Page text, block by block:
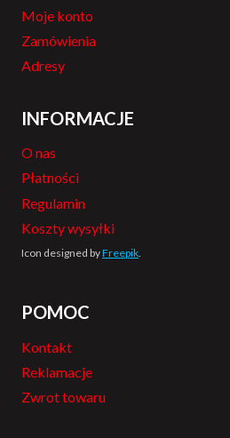
Moje konto
Zamówienia
Adresy
INFORMACJE
O nas
Płatności
Regulamin
Koszty wysyłki
Icon designed byFreepik.
POMOC
Kontakt
Reklamacje
Zwrot towaru